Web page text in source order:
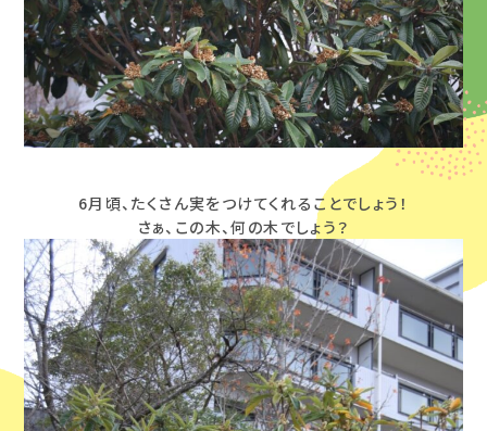
6月頃、たくさん実をつけてくれることでしょう！
さぁ、この木、何の木でしょう？